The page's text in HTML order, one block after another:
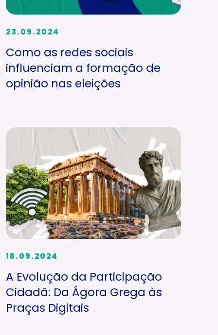
23.09.2024
Como as redes sociais
influenciam a formação de
opinião nas eleições
18.09.2024
A Evolução da Participação
Cidadã: Da Ágora Grega às
Praças Digitais